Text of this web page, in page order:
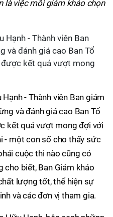
là việc mỗi giám khảo chọn
Hạnh - Thành viên Ban
và đánh giá cao Ban Tổ
kết quả vượt mong
- Thành viên Ban giám
và đánh giá cao Ban Tổ
kết quả vượt mong đợi với
- một con số cho thấy sức
cuộc thi nào cũng có
cho biết, Ban Giám khảo
lượng tốt, thể hiện sự
và các đơn vị tham gia.